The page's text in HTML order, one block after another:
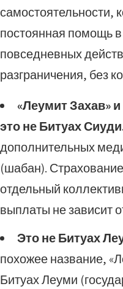
самостоятельности,
постоянная помощь
повседневных
разграничения, без
«Леумит Захав»
это не Битуах
дополнительных
(шабан).
отдельный
выплаты не зависит
Это не Битуах
похожее название,
Битуах Леуми